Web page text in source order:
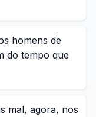
homens de
do tempo que
mal, agora, nos